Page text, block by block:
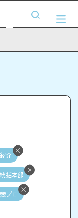
介
括本部
競プロ